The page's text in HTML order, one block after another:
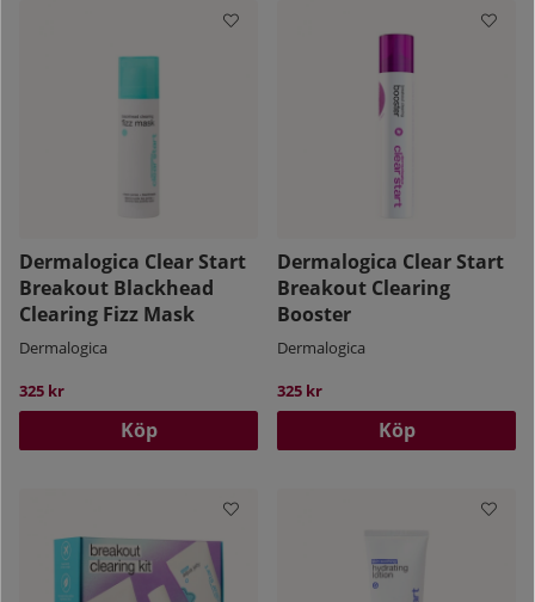
Dermalogica Clear Start
Breakout Blackhead
Clearing Fizz Mask
Dermalogica
325 kr
Köp
Dermalogica Clear Start
Breakout Clearing
Booster
Dermalogica
325 kr
Köp